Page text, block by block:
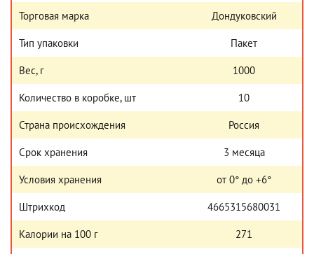
Торговая марка Дондуковский
Тип упаковки Пакет
Вес, г 1000
Количество в коробке, шт 10
Страна происхождения Россия
Срок хранения 3 месяца
Условия хранения от 0° до +6°
Штрихкод 4665315680031
Калории на 100 г 271